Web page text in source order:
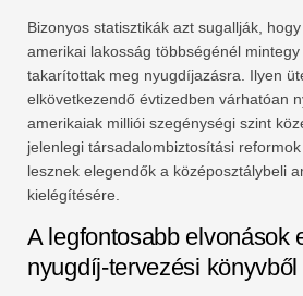
Bizonyos statisztikák azt sugallják,
amerikai lakosság többségénél
takarítottak meg nyugdíjazásra. Ilyen
elkövetkezendő évtizedben várhatóan
amerikaiak milliói szegénységi szint
jelenlegi társadalombiztosítási
lesznek elegendők a középosztálybeli
kielégítésére.
A legfontosabb elvonások
nyugdíj-tervezési könyvből